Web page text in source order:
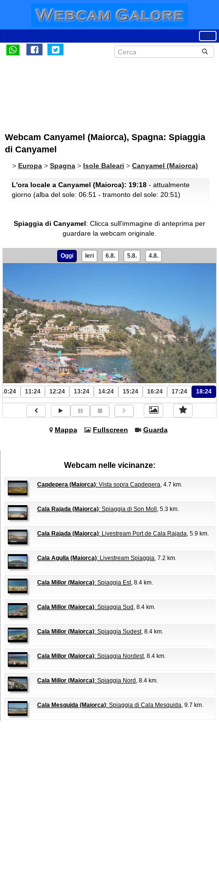
Webcam Canyamel (Maiorca), Spagna: Spiaggia
di Canyamel
> Europa > Spagna > Isole Baleari > Canyamel (Maiorca)
L'ora locale a Canyamel (Maiorca): 19:18 - attualmente
giorno (alba del sole: 06:51 - tramonto del sole: 20:51)
Spiaggia di Canyamel: Clicca sull'immagine di anteprima per
guardare la webcam originale.
Oggi Ieri 6.8. 5.8. 4.8.
10:24 11:24 12:24 13:24 14:24 15:24 16:24 17:24 18:24
Mappa Fullscreen Guarda
Webcam nelle vicinanze:
Capdepera (Maiorca): Vista sopra Capdepera, 4.7 km.
Cala Rajada (Maiorca): Spiaggia di Son Moll , 5.3 km.
Cala Rajada (Maiorca): Livestream Port de Cala Rajada, 5.9 km.
Cala Agulla (Maiorca): Livestream Spiaggia, 7.2 km.
Cala Millor (Maiorca): Spiaggia Est, 8.4 km.
Cala Millor (Maiorca): Spiaggia Sud , 8.4 km.
Cala Millor (Maiorca): Spiaggia Sudest, 8.4 km.
Cala Millor (Maiorca): Spiaggia Nordest, 8.4 km.
Cala Millor (Maiorca): Spiaggia Nord , 8.4 km.
Cala Mesquida (Maiorca): Spiaggia di Cala Mesquida, 9.7 km.